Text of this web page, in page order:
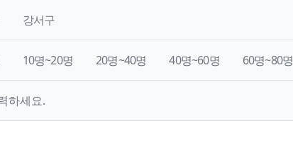
강서구
10명~20명 20명~40명 40명~60명 60명~80명